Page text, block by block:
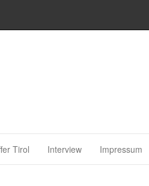
Tirol Interview Impressum